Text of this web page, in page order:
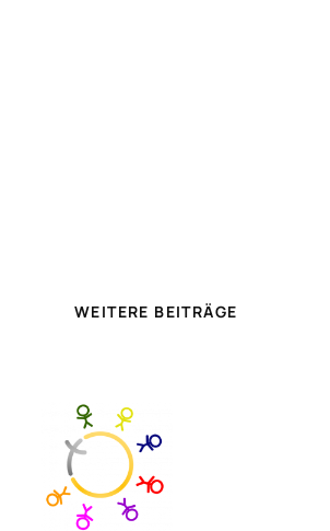
WEITERE BEITRÄGE